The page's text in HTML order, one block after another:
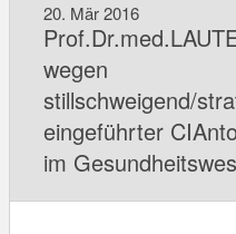
20. Mär 2016
wegen
stillschweigend/
eingeführter
im